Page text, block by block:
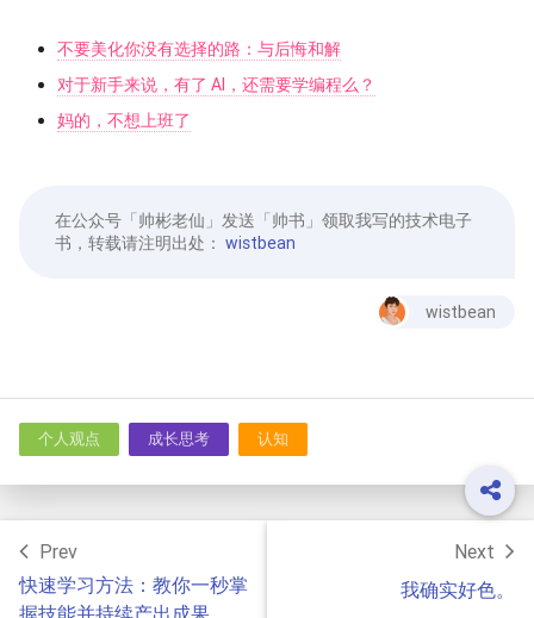
不要美化你没有选择的路：与后悔和解
对于新手来说，有了 AI，还需要学编程么？
妈的，不想上班了
在公众号「帅彬老仙」发送「帅书」领取我写的技术电子
书，转载请注明出处： wistbean
wistbean
个人观点 成长思考 认知
Prev
快速学习方法：教你一秒掌
握技能并持续产出成果
Next
我确实好色。